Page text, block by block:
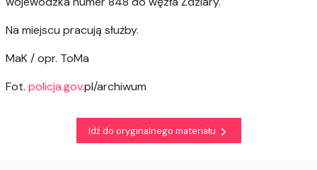
Na miejscu pracują służby.
MaK / opr. ToMa
Fot. policja.gov.pl/archiwum
Idź do oryginalnego materiału